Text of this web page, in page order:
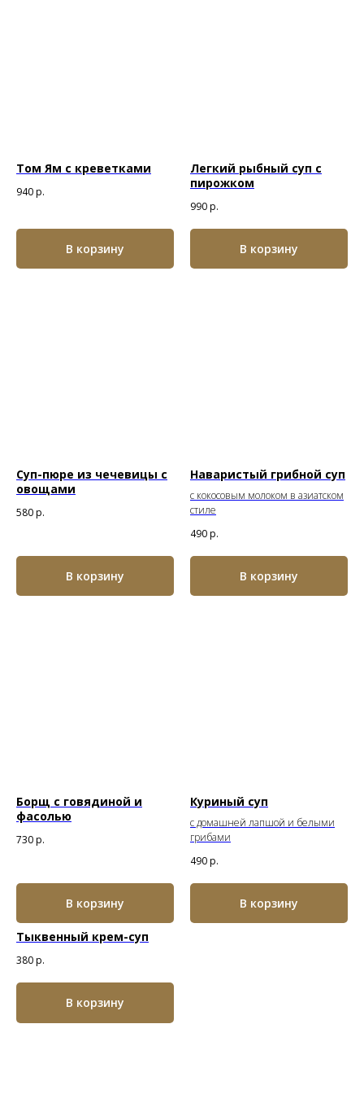
Том Ям с креветками
940р.
В корзину
Легкий рыбный суп с
пирожком
990р.
В корзину
Суп-пюре из чечевицы с
овощами
580р.
В корзину
Наваристый грибной суп
с кокосовым молоком в азиатском
стиле
490р.
В корзину
Борщ с говядиной и
фасолью
730р.
В корзину
Куриный суп
с домашней лапшой и белыми
грибами
490р.
В корзину
Тыквенный крем-суп
380р.
В корзину